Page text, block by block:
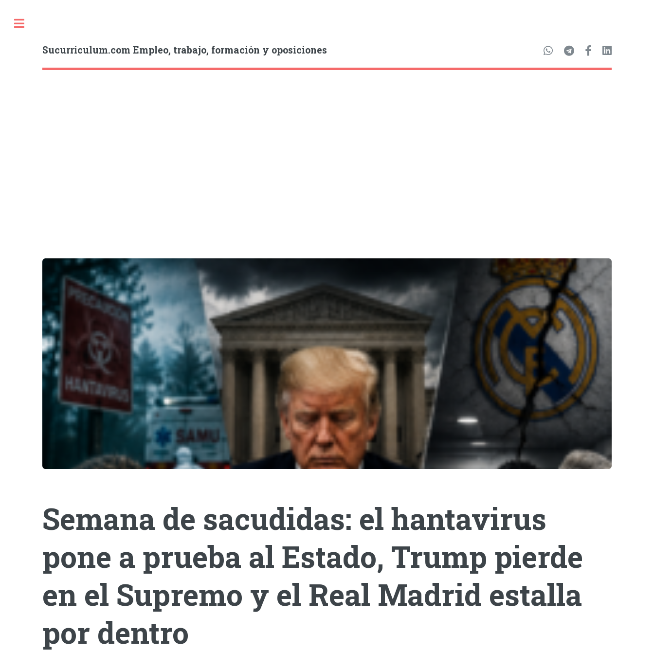
Sucurriculum.com Empleo, trabajo, formación y oposiciones
Semana de sacudidas: el hantavirus
pone a prueba al Estado, Trump pierde
en el Supremo y el Real Madrid estalla
por dentro